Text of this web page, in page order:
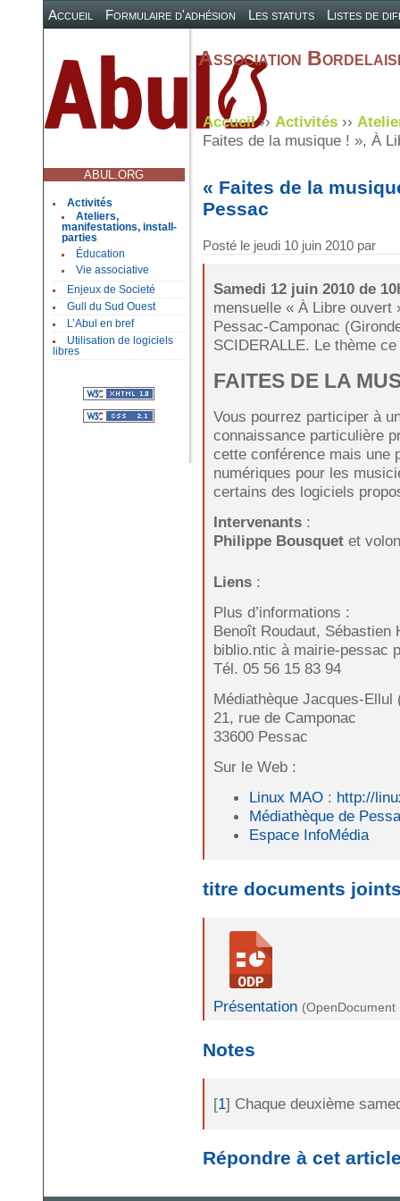
Accueil Formulaire d'adhésion Les statuts Listes de
ABUL.ORG
Activités
Ateliers,
manifestations, install-
parties
Éducation
Vie associative
Enjeux de Societé
Gull du Sud Ouest
L’Abul en bref
Utilisation de logiciels
libres
Association
Accueil›› Activités››
Faites de la musique ! », À
« Faites de la
Pessac
Posté le jeudi 10 juin 2010par
Samedi 12 juin 2010 de
mensuelle « À Libre ouvert
Pessac-Camponac
SCIDERALLE. Le thème
FAITES DE LA
Vous pourrez participer à
connaissance particulière
cette conférence mais une
numériques pour les
certains des logiciels
Intervenants:
Philippe Bousquetet
Liens:
Plus d’informations :
Benoît Roudaut, Sébastien
biblio.ntic à mairie-pessac
Tél. 05 56 15 83 94
Médiathèque Jacques-
21, rue de Camponac
33600 Pessac
Sur le Web :
Linux MAO: http://
Médiathèque de
Espace InfoMédia
titre documents
Présentation
Notes
[1] Chaque deuxième
Répondre à cet